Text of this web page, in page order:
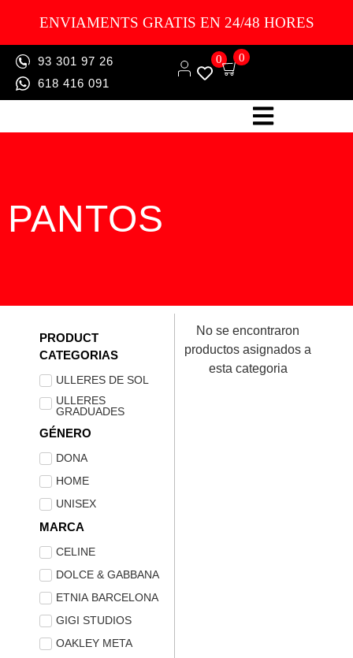
ENVIAMENTS GRATIS EN 24/48 HORES
93 301 97 26
618 416 091
0 0
PANTOS
PRODUCT
CATEGORIAS
ULLERES DE SOL
ULLERES
GRADUADES
GÉNERO
DONA
HOME
UNISEX
MARCA
CELINE
DOLCE & GABBANA
ETNIA BARCELONA
GIGI STUDIOS
OAKLEY META
No se encontraron
productos asignados a
esta categoria